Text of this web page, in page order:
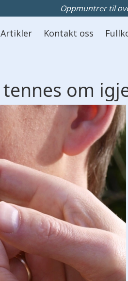
Oppmuntrer til
Artikler Kontakt oss
tennes om